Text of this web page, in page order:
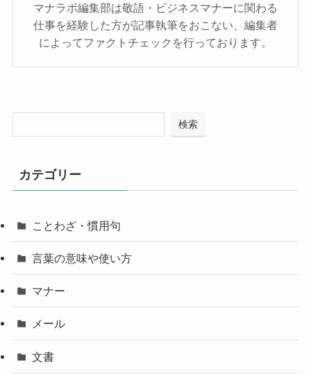
マナラボ編集部は敬語・ビジネスマナーに関わる
仕事を経験した方が記事執筆をおこない、編集者
によってファクトチェックを行っております。
検索
カテゴリー
ことわざ・慣用句
言葉の意味や使い方
マナー
メール
文書